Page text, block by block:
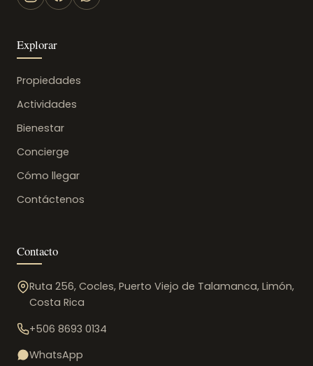
Explorar
Propiedades
Actividades
Bienestar
Concierge
Cómo llegar
Contáctenos
Contacto
Ruta 256, Cocles, Puerto Viejo de Talamanca, Limón,
Costa Rica
+506 8693 0134
WhatsApp